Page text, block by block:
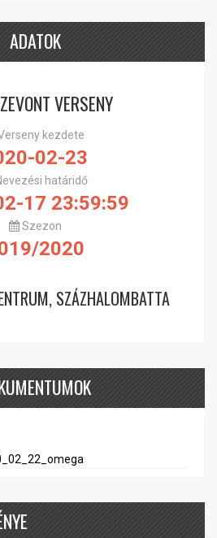
ADATOK
VERSENY
kezdete
02-23
határidő
17 23:59:59
Szezon
2020
SZÁZHALOMBATTA